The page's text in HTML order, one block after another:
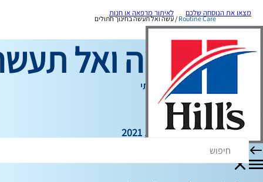
מצאו את הנוסחה שלכם לאיתור מרפאה או חנות
Routine Care עשה ואל תעשה בחינוך חתולים
עשה ואל
טיפול שגרתי
כותב צוות
|
13 בינואר, 2021